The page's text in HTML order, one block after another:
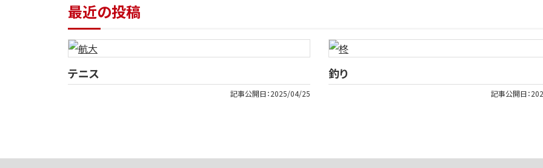
最近の投稿
テニス
記事公開日：2025/04/25
釣り
記事公開日：